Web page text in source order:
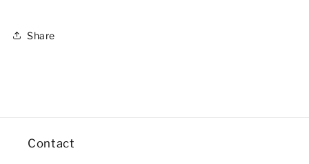
Share
Contact